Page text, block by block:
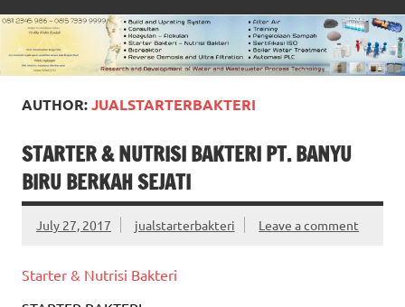
AUTHOR:JUALSTARTERBAKTERI
STARTER & NUTRISI BAKTERI PT. BANYU
BIRU BERKAH SEJATI
July 27, 2017 jualstarterbakteri Leave a comment
Starter & Nutrisi Bakteri